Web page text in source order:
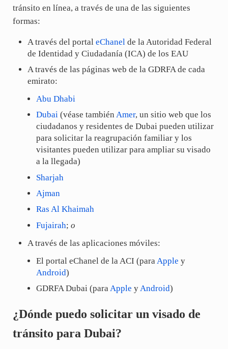
tránsito en línea, a través de una de las siguientes
formas:
A través del portaleChanel de la Autoridad Federal
de Identidad y Ciudadanía (ICA) de los EAU
A través de las páginas web de la GDRFA de cada
emirato:
Abu Dhabi
Dubai (véase también Amer, un sitio web que los
ciudadanos y residentes de Dubai pueden utilizar
para solicitar la reagrupación familiar y los
visitantes pueden utilizar para ampliar su visado
a la llegada)
Sharjah
Ajman
Ras Al Khaimah
Fujairah; o
A través de las aplicaciones móviles:
El portal eChanel de la ACI (para Apple y
Android)
GDRFA Dubai (paraApple yAndroid)
¿Dónde puedo solicitar un visado de
tránsito para Dubai?